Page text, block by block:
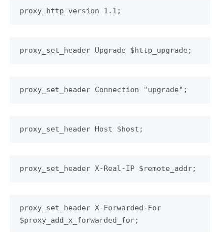
proxy_http_version 1.1;
proxy_set_header Upgrade $http_upgrade;
proxy_set_header Connection "upgrade";
proxy_set_header Host $host;
proxy_set_header X-Real-IP $remote_addr;
proxy_set_header X-Forwarded-For
$proxy_add_x_forwarded_for;